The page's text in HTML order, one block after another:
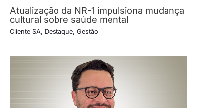
Atualização da NR-1 impulsiona mudança
cultural sobre saúde mental
Cliente SA, Destaque, Gestão